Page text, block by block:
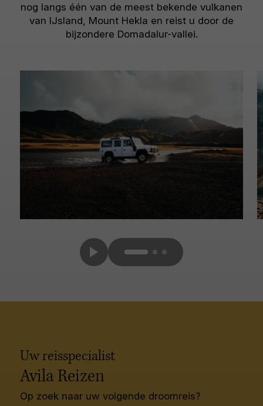
nog langs één van de meest bekende vulkanen
van IJsland, Mount Hekla en reist u door de
bijzondere Domadalur-vallei.
Uw reisspecialist
Avila Reizen
Op zoek naar uw volgende droomreis?